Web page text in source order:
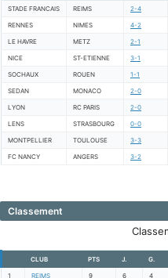
STADE FRANCAIS REIMS 2-4
RENNES NIMES 4-2
LE HAVRE METZ 2-1
NICE ST-ETIENNE 3-1
SOCHAUX ROUEN 1-1
SEDAN MONACO 2-0
LYON RC PARIS 2-0
LENS STRASBOURG 0-0
MONTPELLIER TOULOUSE 3-3
FC NANCY ANGERS 3-2
Classement
CLUB PTS J. G.
1 REIMS 9 6 4